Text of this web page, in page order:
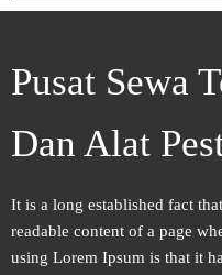
Pusat Sewa
Dan Alat
It is a long established fact
readable content of a page
using Lorem Ipsum is that it